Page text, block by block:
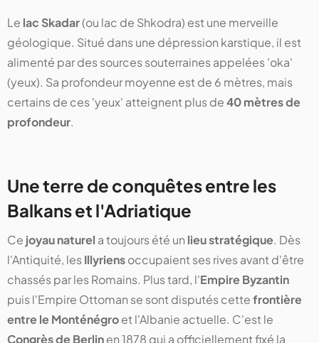
Le lac Skadar(ou lac de Shkodra) est une merveille
géologique. Situé dans une dépression karstique, il est
alimenté par des sources souterraines appelées 'oka'
(yeux). Sa profondeur moyenne est de 6 mètres, mais
certains de ces 'yeux' atteignent plus de40 mètres de
profondeur.
Une terre de conquêtes entre les
Balkans et l'Adriatique
Ce joyau naturel a toujours été un lieu stratégique. Dès
l'Antiquité, lesIllyriensoccupaient ses rives avant d'être
chassés par les Romains. Plus tard, l'Empire Byzantin
puis l'Empire Ottoman se sont disputés cettefrontière
entre le Monténégroet l'Albanie actuelle. C'est le
Congrès de Berlinen 1878 qui a officiellement fixé la